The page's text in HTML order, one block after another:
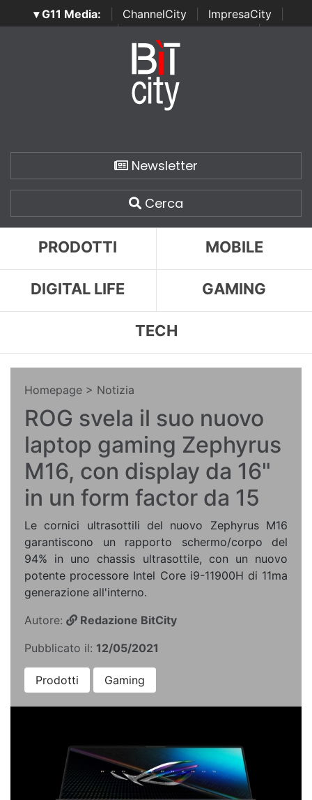
▾ G11 Media: ChannelCity ImpresaCity
SecurityOpenLab | Italian Channel Awards | Italian
Italian Security Awards
Newsletter
Cerca
PRODOTTI MOBILE
DIGITAL LIFE GAMING
TECH
Homepage > Notizia
ROG svela il suo nuovo
laptop gaming Zephyrus
M16, con display da 16"
in un form factor da 15
Le cornici ultrasottili del nuovo Zephyrus M16
garantiscono un rapporto schermo/corpo del
94% in uno chassis ultrasottile, con un nuovo
potente processore Intel Core i9-11900H di 11ma
generazione all'interno.
Autore:
Redazione BitCity
Pubblicato il: 12/05/2021
Prodotti Gaming